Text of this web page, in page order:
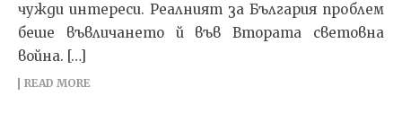
чужди интереси. Реалният за България проблем
беше въвличането й във Втората световна
война. […]
READ MORE